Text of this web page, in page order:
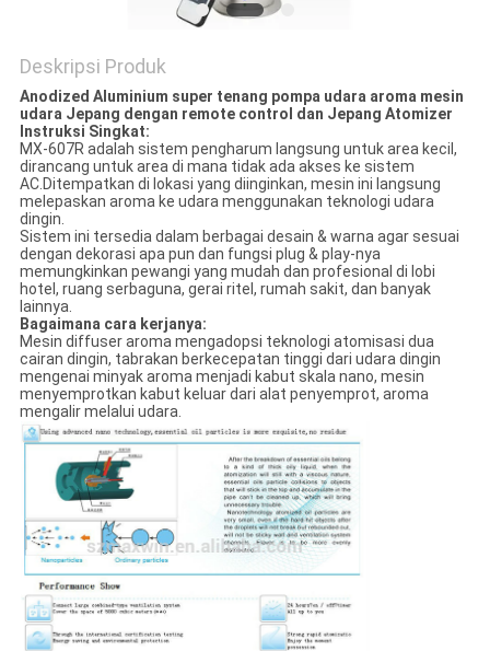
Deskripsi Produk
Anodized Aluminium super tenang pompa udara aroma mesin
udara Jepang dengan remote control dan Jepang Atomizer
Instruksi Singkat:
MX-607R adalah sistem pengharum langsung untuk area kecil,
dirancang untuk area di mana tidak ada akses ke sistem
AC.Ditempatkan di lokasi yang diinginkan, mesin ini langsung
melepaskan aroma ke udara menggunakan teknologi udara
dingin.
Sistem ini tersedia dalam berbagai desain & warna agar sesuai
dengan dekorasi apa pun dan fungsi plug & play-nya
memungkinkan pewangi yang mudah dan profesional di lobi
hotel, ruang serbaguna, gerai ritel, rumah sakit, dan banyak
lainnya.
Bagaimana cara kerjanya:
Mesin diffuser aroma mengadopsi teknologi atomisasi dua
cairan dingin, tabrakan berkecepatan tinggi dari udara dingin
mengenai minyak aroma menjadi kabut skala nano, mesin
menyemprotkan kabut keluar dari alat penyemprot, aroma
mengalir melalui udara.